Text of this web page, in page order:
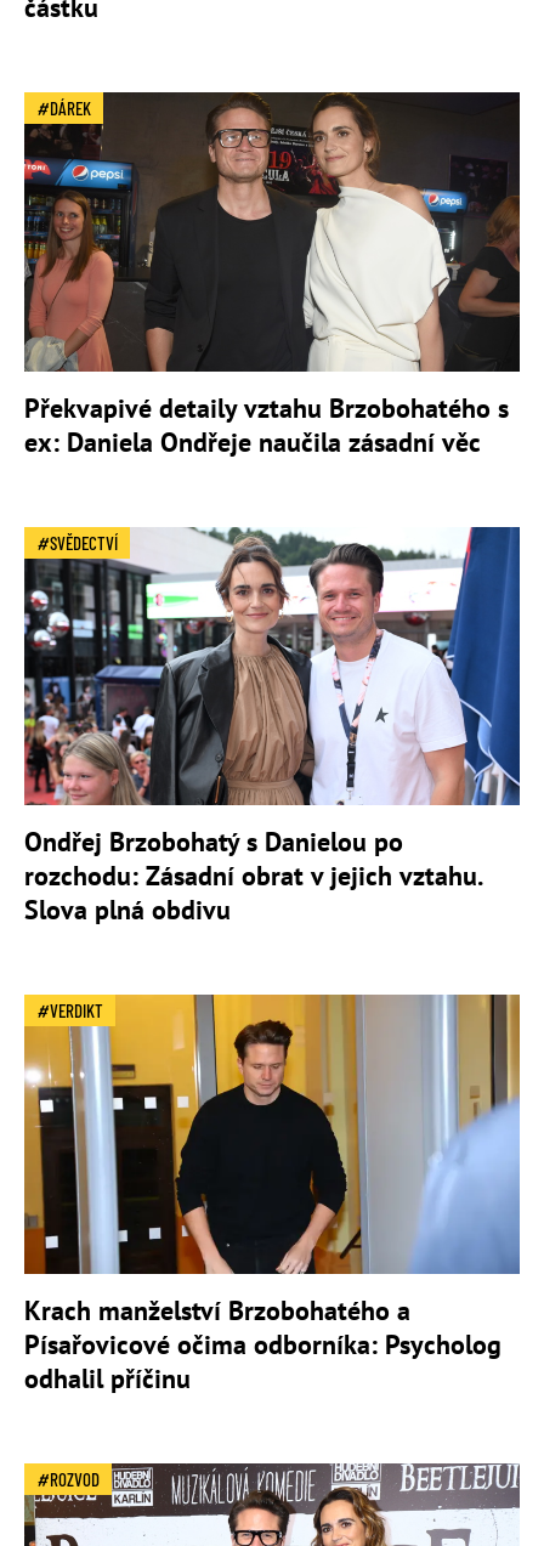
částku
DÁREK
Překvapivé detaily vztahu Brzobohatého s
ex: Daniela Ondřeje naučila zásadní věc
SVĚDECTVÍ
Ondřej Brzobohatý s Danielou po
rozchodu: Zásadní obrat v jejich vztahu.
Slova plná obdivu
VERDIKT
Krach manželství Brzobohatého a
Písařovicové očima odborníka: Psycholog
odhalil příčinu
ROZVOD